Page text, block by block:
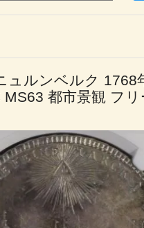
ュルンベルク 1768
MS63 都市景観 フリ